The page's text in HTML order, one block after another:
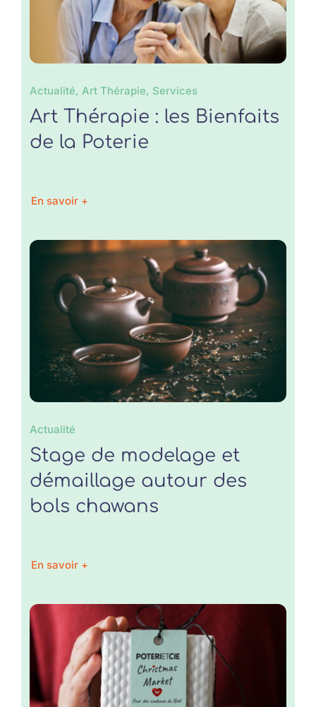
Actualité, Art Thérapie, Services
Art Thérapie : les Bienfaits
de la Poterie
En savoir +
Actualité
Stage de modelage et
démaillage autour des
bols chawans
En savoir +